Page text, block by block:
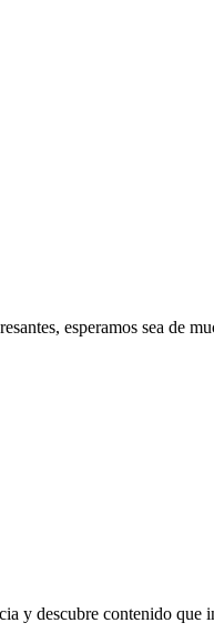
esperamos sea de
y descubre contenido que